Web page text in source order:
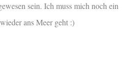
sein. Ich muss mich noch ein
ans Meer geht :)